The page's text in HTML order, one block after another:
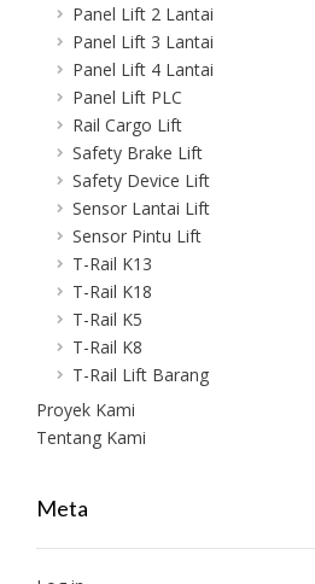
Panel Lift 2 Lantai
Panel Lift 3 Lantai
Panel Lift 4 Lantai
Panel Lift PLC
Rail Cargo Lift
Safety Brake Lift
Safety Device Lift
Sensor Lantai Lift
Sensor Pintu Lift
T-Rail K13
T-Rail K18
T-Rail K5
T-Rail K8
T-Rail Lift Barang
Proyek Kami
Tentang Kami
Meta